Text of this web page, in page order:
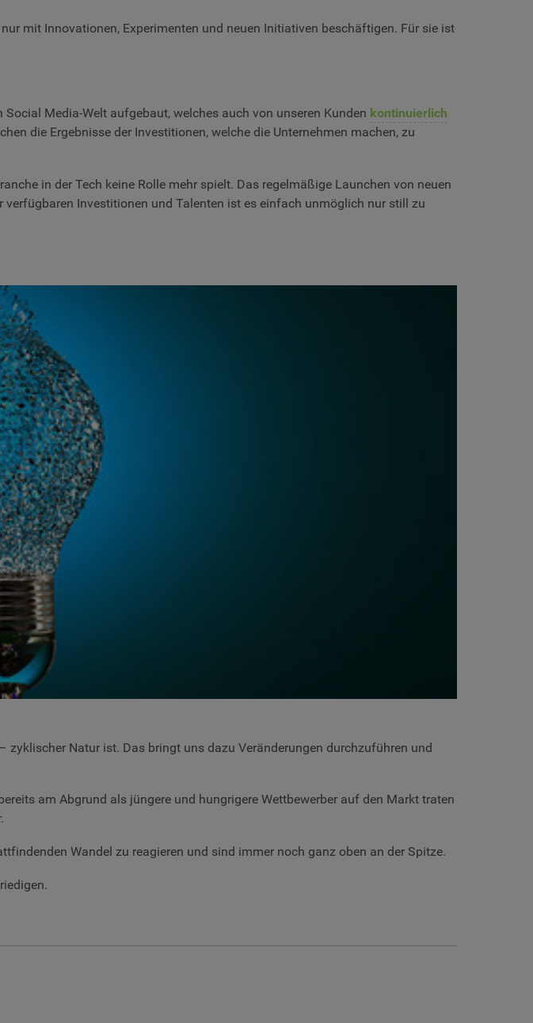
mit Innovationen, Experimenten und neuen Initiativen beschäftigen. Für sie ist
Media-Welt aufgebaut, welches auch von unseren Kunden kontinuierlich
die Ergebnisse der Investitionen, welche die Unternehmen machen, zu
in der Tech keine Rolle mehr spielt. Das regelmäßige Launchen von neuen
Investitionen und Talenten ist es einfach unmöglich nur still zu
Natur ist. Das bringt uns dazu Veränderungen durchzuführen und
am Abgrund als jüngere und hungrigere Wettbewerber auf den Markt traten
Wandel zu reagieren und sind immer noch ganz oben an der Spitze.